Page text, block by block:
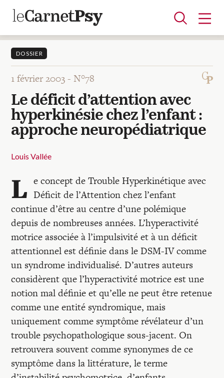
Articles
A la une
Adolescence
Dispositif
Enfance
Périnatalité
Psychanalyse
Psychopathologie
Soin
Dossiers
Auteurs
Blocs-notes
Recherches
Entretiens
Revues
Colloque
Mon panier
DOSSIER
1 février 2003 -N°78
Le déficit d’attention avec
hyperkinésie chez l’enfant :
approche neuropédiatrique
Louis Vallée
L e concept de Trouble Hyperkinétique avec
Déficit de l’Attention chez l’enfant
continue d’être au centre d’une polémique
depuis de nombreuses années. L’hyperactivité
motrice associée à l’impulsivité et à un déficit
attentionnel est définie dans le DSM-IV comme
un syndrome individualisé. D’autres auteurs
considèrent que l’hyperactivité motrice est une
notion mal définie et qu’elle ne peut être retenue
comme une entité syndromique, mais
uniquement comme symptôme révélateur d’un
trouble psychopathologique sous-jacent. On
retrouvera souvent comme synonymes de ce
symptôme dans la littérature, le terme